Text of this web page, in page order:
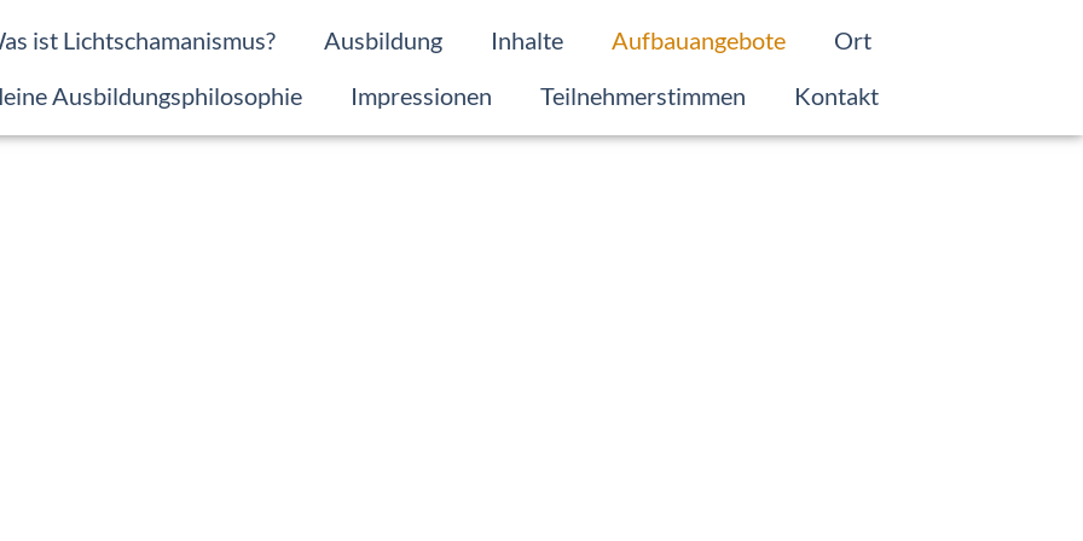
ist Lichtschamanismus? Ausbildung Inhalte Aufbauangebote
Ort
Ausbildungsphilosophie
Impressionen Teilnehmerstimmen Kontakt